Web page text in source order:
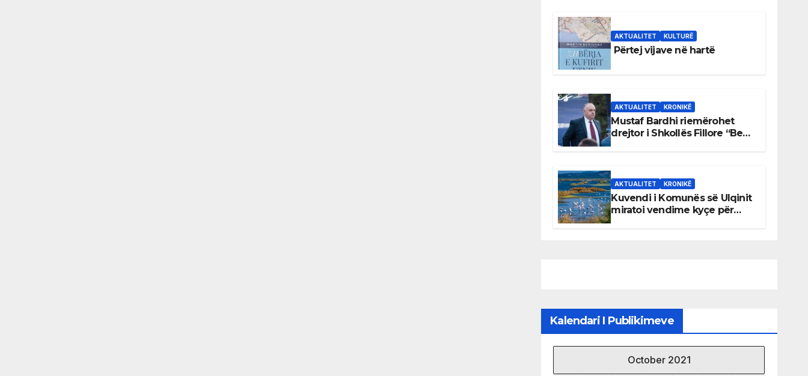
AKTUALITET KULTURË
Përtej vijave në hartë
AKTUALITET KRONIKË
Mustaf Bardhi riemërohet
drejtor i Shkollës Fillore “Bedri
AKTUALITET KRONIKË
Kuvendi i Komunës së Ulqinit
miratoi vendime kyçe për
Kalendari I Publikimeve
October 2021